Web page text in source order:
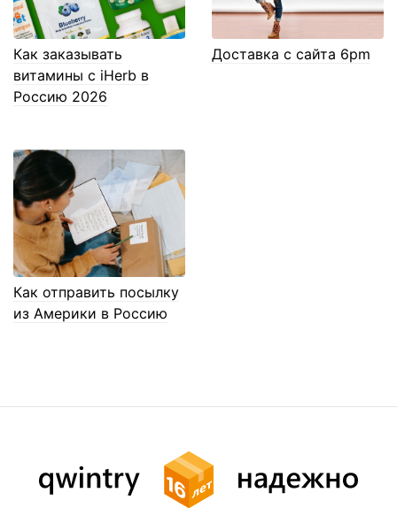
Как заказывать
витамины с iHerb в
Россию 2026
Доставка с сайта 6pm
Как отправить посылку
из Америки в Россию